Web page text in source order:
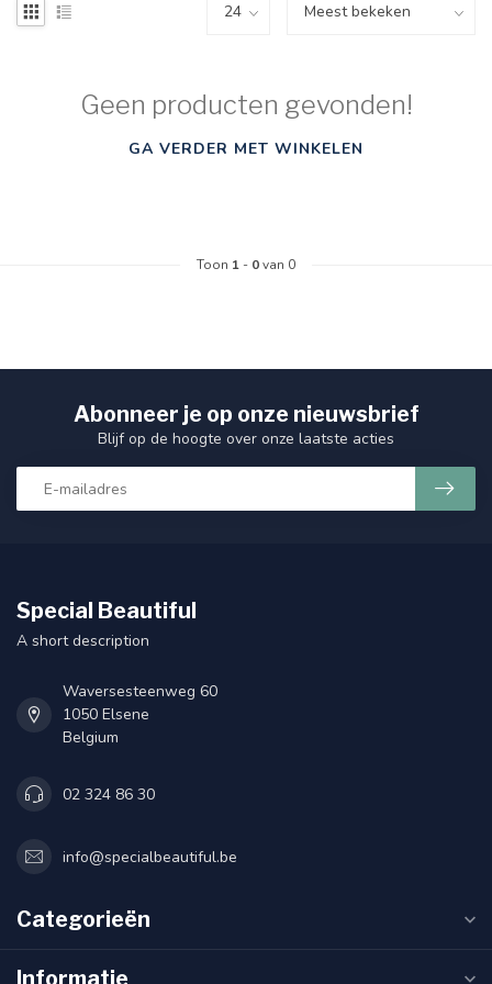
Geen producten gevonden!
GA VERDER MET WINKELEN
Toon 1 - 0van 0
Abonneer je op onze nieuwsbrief
Blijf op de hoogte over onze laatste acties
Special Beautiful
A short description
Waversesteenweg 60
1050 Elsene
Belgium
02 324 86 30
info@specialbeautiful.be
Categorieën
Informatie